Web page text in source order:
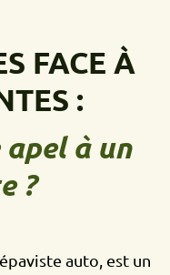
FACE À
:
à un
?
auto, est un